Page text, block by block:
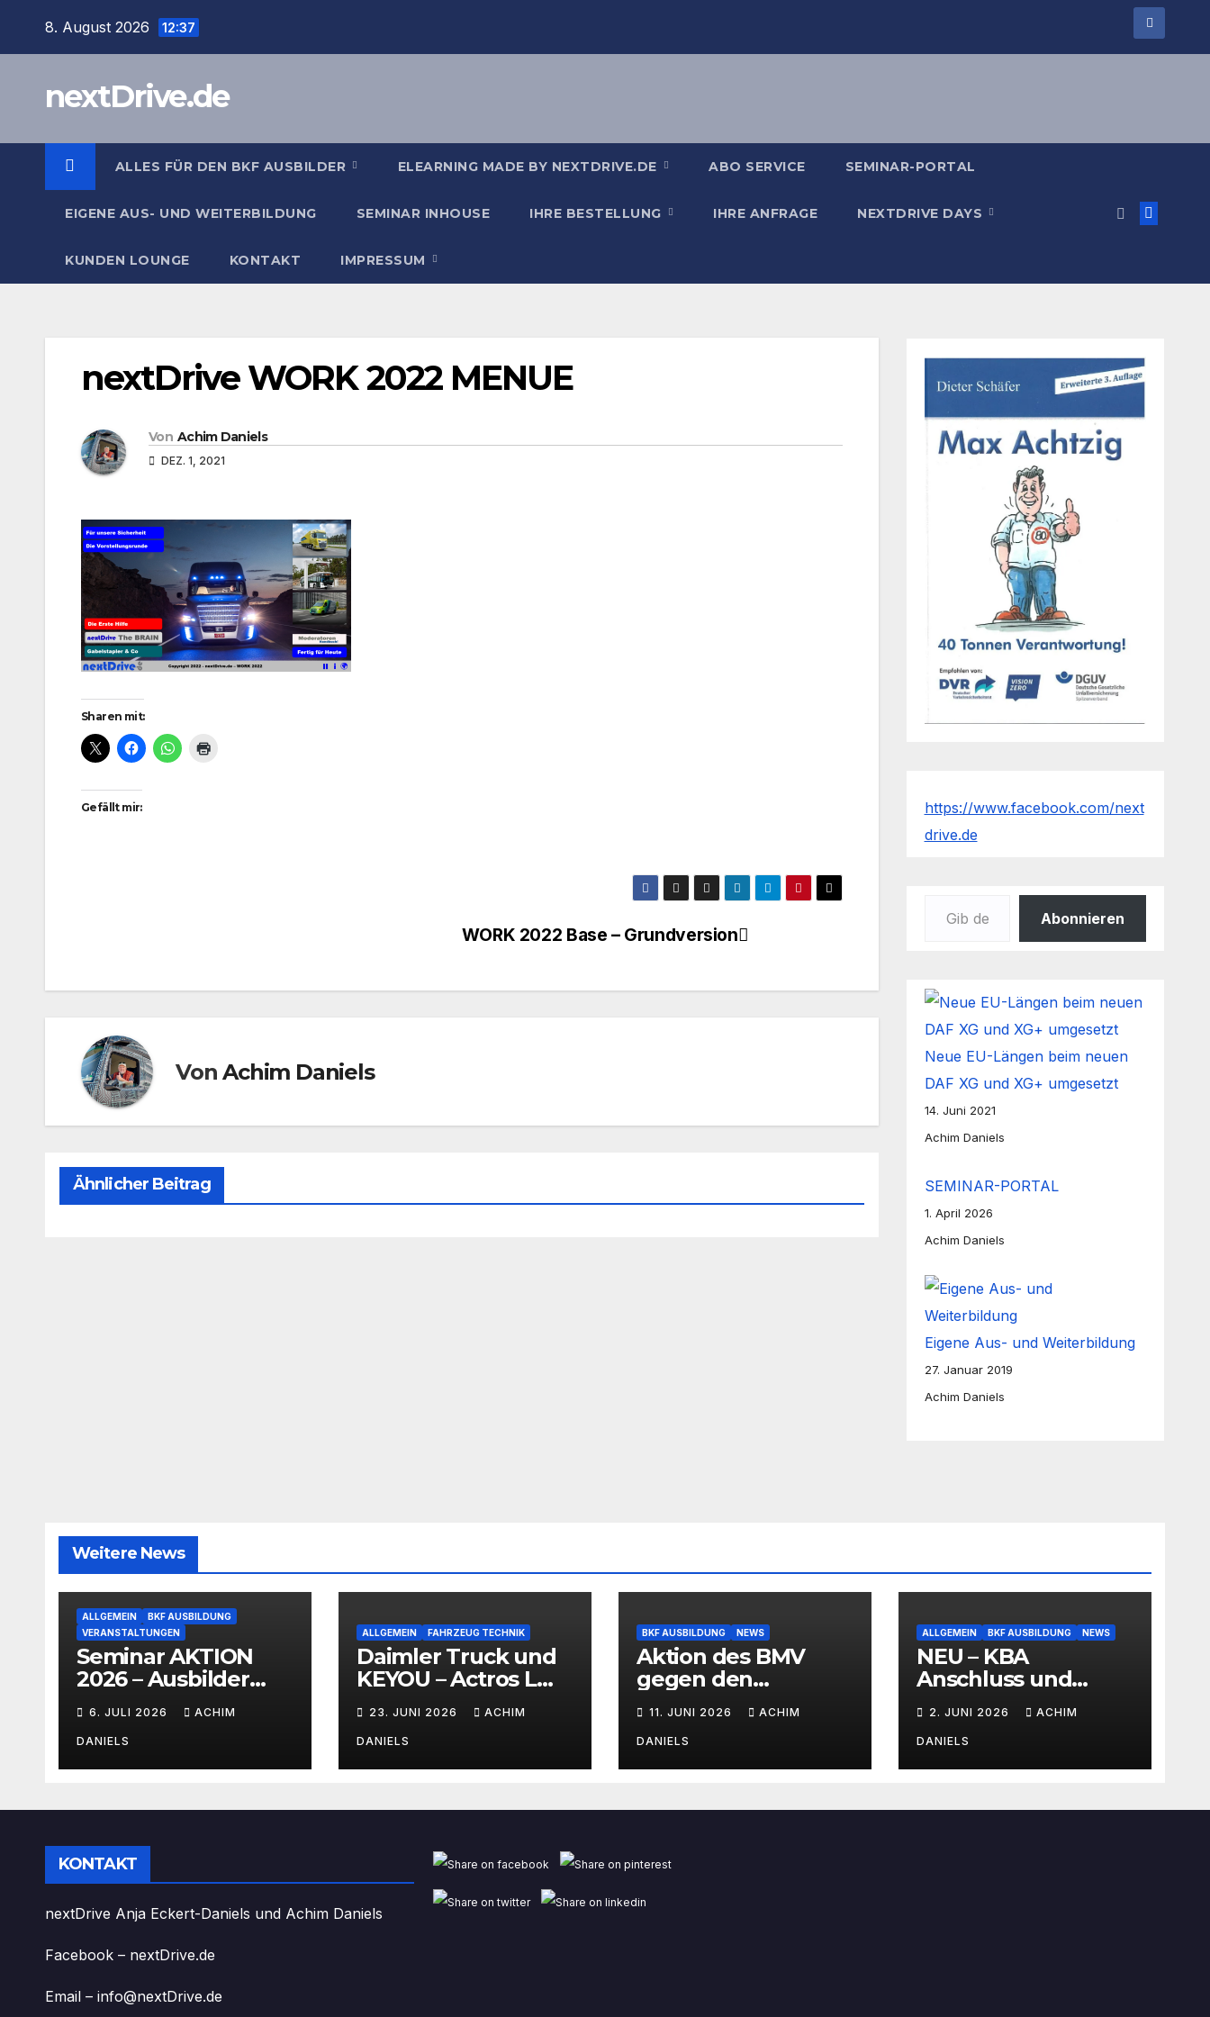
8. August 2026 12:37
nextDrive.de
ALLES FÜR DEN BKF AUSBILDER ELEARNING MADE BY NEXTDRIVE.DE ABO SERVICE SEMINAR-PORTAL
EIGENE AUS- UND WEITERBILDUNG SEMINAR INHOUSE IHRE BESTELLUNG IHRE ANFRAGE NEXTDRIVE DAYS
KUNDEN LOUNGE KONTAKT IMPRESSUM
nextDrive WORK 2022 MENUE
Von Achim Daniels
DEZ. 1, 2021
Sharen mit:
Gefällt mir:
WORK 2022 Base – Grundversion
VonAchim Daniels
Ähnlicher Beitrag
https://www.facebook.com/next
drive.de
Abonnieren
Neue EU-Längen beim neuen
DAF XG und XG+ umgesetzt
14. Juni 2021
Achim Daniels
SEMINAR-PORTAL
1. April 2026
Achim Daniels
Eigene Aus- und Weiterbildung
27. Januar 2019
Achim Daniels
Weitere News
ALLGEMEIN
BKF AUSBILDUNG
VERANSTALTUNGEN
Seminar AKTION
2026 – Ausbilder
ab 399€!!!
6. JULI 2026 ACHIM
DANIELS
ALLGEMEIN FAHRZEUG TECHNIK
Daimler Truck und
KEYOU – Actros L
Verbrennermotor
23. JUNI 2026 ACHIM
DANIELS
BKF AUSBILDUNG NEWS
Aktion des BMV
gegen den
11. JUNI 2026 ACHIM
DANIELS
ALLGEMEIN BKF AUSBILDUNG NEWS
NEU – KBA
Anschluss und
AKTIONSPREISE!!!
Bis zu 50% RABATT
2. JUNI 2026 ACHIM
DANIELS
KONTAKT
nextDrive Anja Eckert-Daniels und Achim Daniels
Facebook – nextDrive.de
Email – info@nextDrive.de